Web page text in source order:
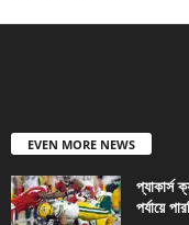
EVEN MORE NEWS
প্যাকার্স
পর্যায়ে